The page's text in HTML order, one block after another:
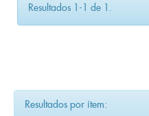
Resultados 1-1 de 1.
Resultados por ítem: